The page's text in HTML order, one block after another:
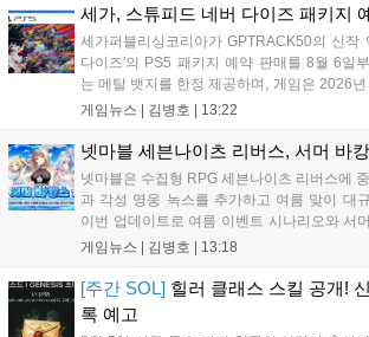
임인 아라드 수족관 메이커를 통해 다양한 아
세가, 스튜피드 네버 다이즈 패키지
세가퍼블리싱코리아가 GPTRACK50의 신작
다이즈'의 PS5 패키지 예약 판매를 8월 6일
는 메탈 뱃지를 한정 제공하며, 게임은 2026
로 정식 출시된다. 좀비 주인공 데이비가 보디
럭스판 등 다양한 에디션도 함께 발매될 예정
게임뉴스 | 김병호 | 13:22
넷마블 세븐나이츠 리버스, 서머 바
넷마블은 수집형 RPG 세븐나이츠 리버스에
과 각성 영웅 녹스를 추가하고 여름 맞이 대
이번 업데이트로 여름 이벤트 시나리오와 서
며, 7일간 출석 시 수영복 세인 코스튬과 전설
이벤트도 열리며, 강화 횟수에 따른 보상과 상
보상이 주어진다. 넷마블은 이번 이벤트를 통
즐길 거리를 제공할 예정이다....
게임뉴스 | 김병호 | 13:18
[주간 SOL] 힐러 클래스 스킬 공개!
록 예고